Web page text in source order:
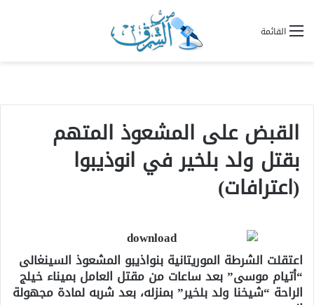
القائمة
القبض على المشعوذ المتهم
بقتل ولد بلخير في انوذيبوا
(اعترافات)
اعتقلت الشرطة الموريتانية بنواذيبو المشعوذ السينغالى
“أتيام موسى” بعد ساعات من مقتل العامل بميناء خيلج
الراحة “شيخنا ولد بلخير” بمنزله، بعد شربه لمادة مجهولة